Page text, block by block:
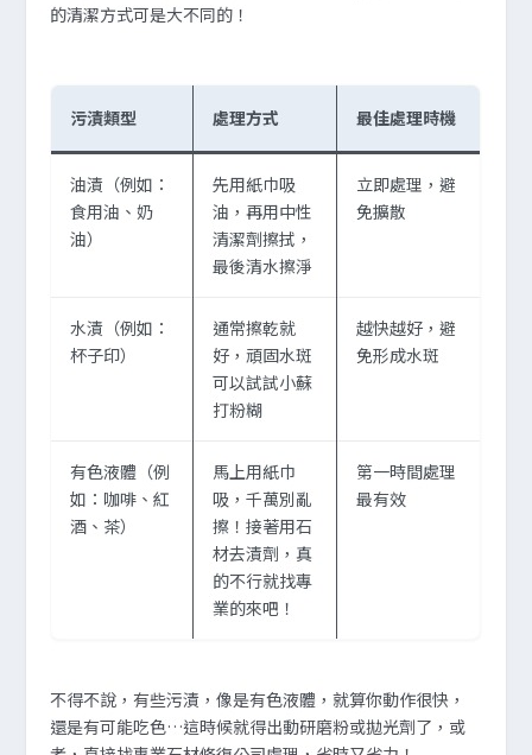
的清潔方式可是大不同的！
污漬類型 處理方式 最佳處理時機
油漬（例如：
食用油、奶
油）
先用紙巾吸
油，再用中性
清潔劑擦拭，
最後清水擦淨
立即處理，避
免擴散
水漬（例如：
杯子印）
通常擦乾就
好，頑固水斑
可以試試小蘇
打粉糊
越快越好，避
免形成水斑
有色液體（例
如：咖啡、紅
酒、茶）
馬上用紙巾
吸，千萬別亂
擦！接著用石
材去漬劑，真
的不行就找專
業的來吧！
第一時間處理
最有效
不得不說，有些污漬，像是有色液體，就算你動作很快，
還是有可能吃色…這時候就得出動研磨粉或拋光劑了，或